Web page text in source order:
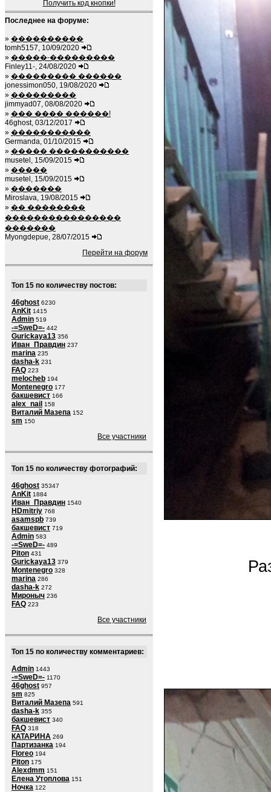
Получить код кнопки!
Последнее на форуме:
» ����������
tomh5157, 10/09/2020
» �����-���������
Finley11-, 24/08/2020
» ��������� ������
jonessimon050, 19/08/2020
» ���������
jimmyad07, 08/08/2020
» ��� ���� ������!
46ghost, 03/12/2017
» �����������
Germanda, 01/10/2015
» ����� �����������
musetel, 15/09/2015
» �����
musetel, 15/09/2015
» �������
Miroslava, 19/08/2015
» �� ��������
����������������
�������
Myongdepue, 28/07/2015
Перейти на форум
Топ 15 по количеству постов:
46ghost 6230
AnKit 1415
Admin 519
-=SweD=- 442
Gurickaya13 356
Иван_Правдин 237
marina 235
dasha-k 231
FAQ 223
melocheb 194
Montenegro 177
бакшевист 166
alex_nail 158
Виталий Мазепа 152
sm 150
Все участники
Топ 15 по количеству фотографий:
46ghost 35347
AnKit 1884
Иван_Правдин 1540
HDmitriy 768
asamspb 739
бакшевист 719
Admin 583
-=SweD=- 489
Piton 431
Gurickaya13 379
Montenegro 328
marina 286
dasha-k 272
Мироныч 236
FAQ 223
Все участники
Топ 15 по количеству комментариев:
Admin 1443
-=SweD=- 1170
46ghost 957
sm 825
Виталий Мазепа 591
dasha-k 355
бакшевист 340
FAQ 318
КАТАРИНА 269
Партизанка 194
Floreo 194
Piton 175
Alexdmm 151
Елена Утоплова 151
Ночка 122